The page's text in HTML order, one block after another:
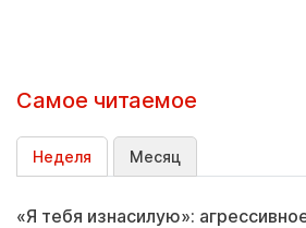
Самое читаемое
Неделя Месяц
«Я тебя изнасилую»: